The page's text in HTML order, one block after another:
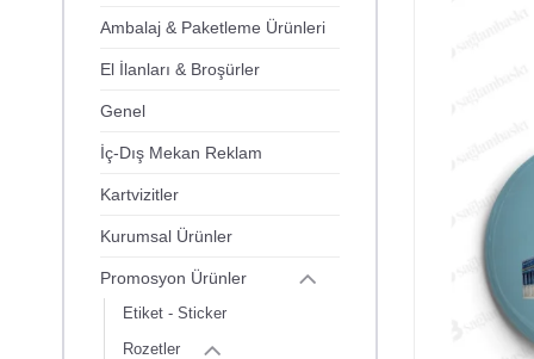
Ambalaj & Paketleme Ürünleri
El İlanları & Broşürler
Genel
İç-Dış Mekan Reklam
Kartvizitler
Kurumsal Ürünler
Promosyon Ürünler
Etiket - Sticker
Rozetler